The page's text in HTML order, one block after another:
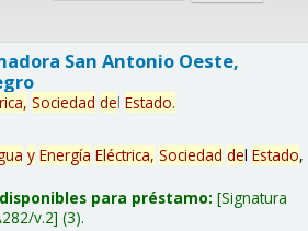
San Antonio Oeste,
Sociedad del Estado.
y Energía Eléctrica, Sociedad del Estado,
para préstamo: Signatura
v.2 (3).